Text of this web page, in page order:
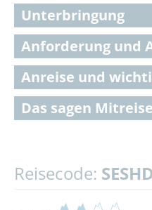
Unterbringung
Anforderung und
Anreise und
Das sagen
Reisecode: